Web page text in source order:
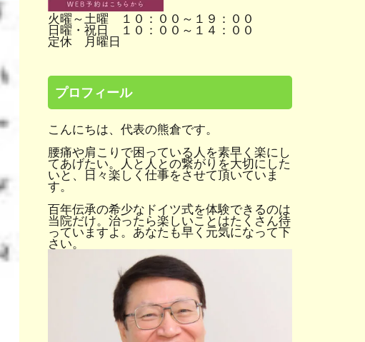
火曜～土曜 １０：００～１９：００
日曜・祝日 １０：００～１４：００
定休 月曜日
プロフィール
こんにちは、代表の熊倉です。
腰痛や肩こりで困っている人を素早く楽にし
てあげたい。人と人との繋がりを大切にした
いと、日々楽しく仕事をさせて頂いていま
す。
百年伝承の希少なドイツ式を体験できるのは
当院だけ。治ったら楽しいことはたくさん待
っていますよ。あなたも早く元気になって下
さい。